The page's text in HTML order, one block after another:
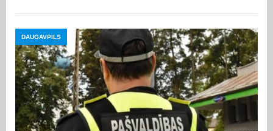
DAUGAVPILS